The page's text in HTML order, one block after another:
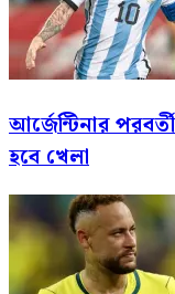
আর্জেন্টিনার
হবে খেলা